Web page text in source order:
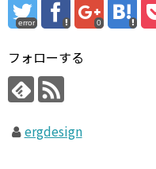
error 0
フォローする
ergdesign